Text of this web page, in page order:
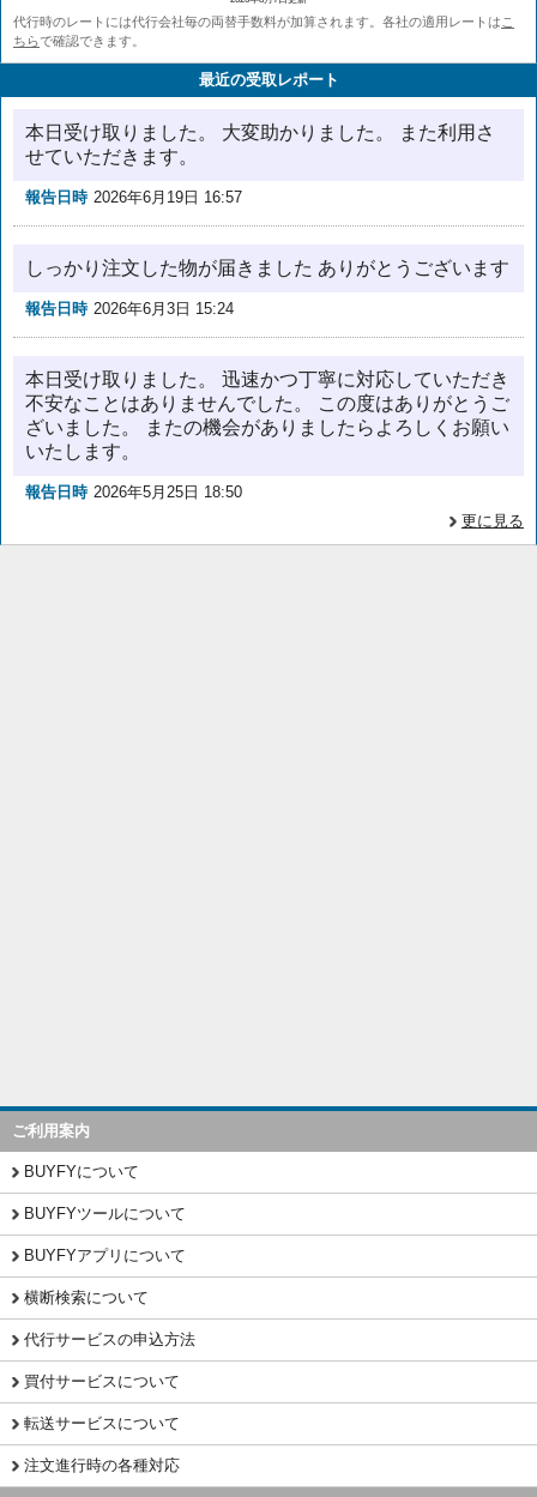
代行時のレートには代行会社毎の両替手数料が加算されます。各社の適用レートはこ
ちらで確認できます。
最近の受取レポート
本日受け取りました。 大変助かりました。 また利用さ
せていただきます。
報告日時 2026年6月19日 16:57
しっかり注文した物が届きました ありがとうございます
報告日時 2026年6月3日 15:24
本日受け取りました。 迅速かつ丁寧に対応していただき
不安なことはありませんでした。 この度はありがとうご
ざいました。 またの機会がありましたらよろしくお願い
いたします。
報告日時 2026年5月25日 18:50
更に見る
ご利用案内
BUYFYについて
BUYFYツールについて
BUYFYアプリについて
横断検索について
代行サービスの申込方法
買付サービスについて
転送サービスについて
注文進行時の各種対応